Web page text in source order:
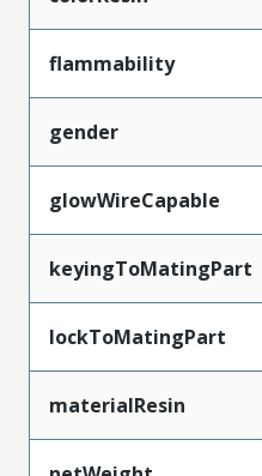
flammability
gender
glowWireCapable
keyingToMatingPart
lockToMatingPart
materialResin